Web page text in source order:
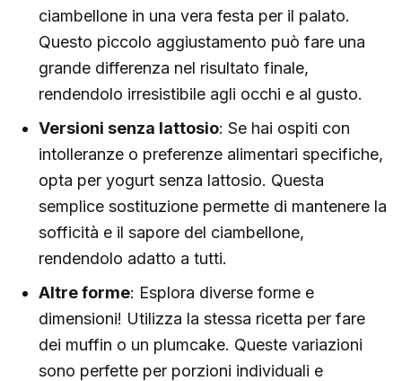
ciambellone in una vera festa per il palato.
Questo piccolo aggiustamento può fare una
grande differenza nel risultato finale,
rendendolo irresistibile agli occhi e al gusto.
Versioni senza lattosio: Se hai ospiti con
intolleranze o preferenze alimentari specifiche,
opta per yogurt senza lattosio. Questa
semplice sostituzione permette di mantenere la
sofficità e il sapore del ciambellone,
rendendolo adatto a tutti.
Altre forme: Esplora diverse forme e
dimensioni! Utilizza la stessa ricetta per fare
dei muffin o un plumcake. Queste variazioni
sono perfette per porzioni individuali e